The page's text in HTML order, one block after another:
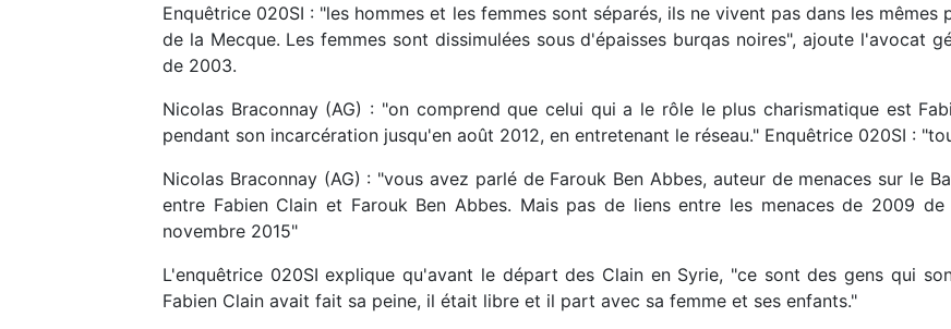
Enquêtrice 020SI : "les hommes et les femmes sont séparés, ils ne vivent pas dans les
de la Mecque. Les femmes sont dissimulées sous d'épaisses burqas noires", ajoute l'avocat
de 2003.
Nicolas Braconnay (AG) : "on comprend que celui qui a le rôle le plus charismatique est
pendant son incarcération jusqu'en août 2012, en entretenant le réseau." Enquêtrice 020SI :
Nicolas Braconnay (AG) : "vous avez parlé de Farouk Ben Abbes, auteur de menaces sur le
entre Fabien Clain et Farouk Ben Abbes. Mais pas de liens entre les menaces de 2009
novembre 2015"
L'enquêtrice 020SI explique qu'avant le départ des Clain en Syrie, "ce sont des gens qui
Fabien Clain avait fait sa peine, il était libre et il part avec sa femme et ses enfants."